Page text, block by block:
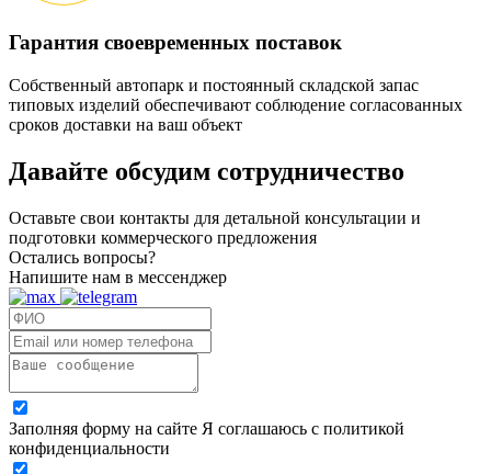
Гарантия своевременных поставок
Собственный автопарк и постоянный складской запас
типовых изделий обеспечивают соблюдение согласованных
сроков доставки на ваш объект
Давайте обсудим сотрудничество
Оставьте свои контакты для детальной консультации и
подготовки коммерческого предложения
Остались вопросы?
Напишите нам в мессенджер
Заполняя форму на сайте Я соглашаюсь с политикой
конфиденциальности